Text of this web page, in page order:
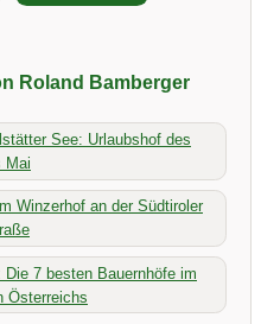
Roland Bamberger
See: Urlaubshof des
Mai
Winzerhof an der Südtiroler
7 besten Bauernhöfe im
Österreichs